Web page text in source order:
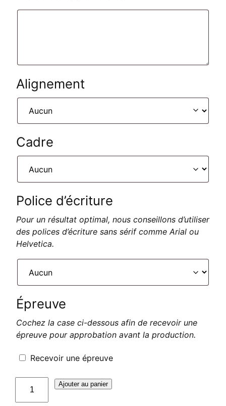
Alignement
Cadre
Police d’écriture
Pour un résultat optimal, nous conseillons d’utiliser
des polices d’écriture sans sérif comme Arial ou
Helvetica.
Épreuve
Cochez la case ci-dessous afin de recevoir une
épreuve pour approbation avant la production.
Recevoir une épreuve
Ajouter au panier